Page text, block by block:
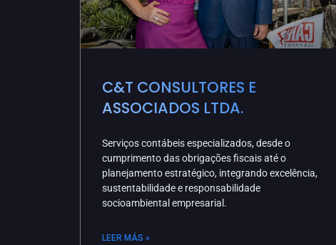
C&T CONSULTORES E
ASSOCIADOS LTDA.
Serviços contábeis especializados, desde o
cumprimento das obrigações fiscais até o
planejamento estratégico, integrando excelência,
sustentabilidade e responsabilidade
socioambiental empresarial.
LEER MÁS »